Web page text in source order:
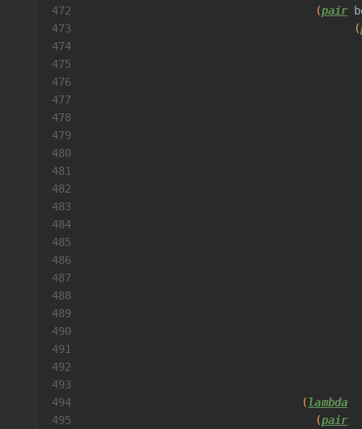
472
(pair
473
(
474
475
476
477
478
479
480
481
482
483
484
485
486
487
488
489
490
491
492
493
494
(lambda
495
(pair